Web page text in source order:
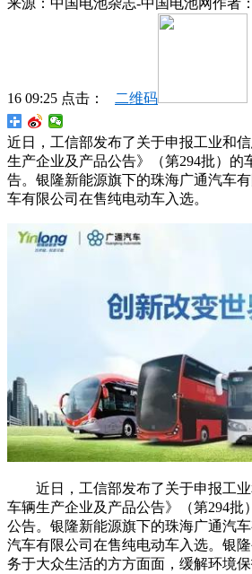
16 09:25 点击： 二维码
近日，工信部发布了关于申报工业和
生产企业及产品公告》（第294批）的
告。银隆新能源旗下的珠海广通汽车
车有限公司在售纯电动车入选。
近日，工信部发布了关于申报工
车辆生产企业及产品公告》（第294批
公告。银隆新能源旗下的珠海广通汽
汽车有限公司在售纯电动车入选。银
务于大众生活的方方面面，缓解环境